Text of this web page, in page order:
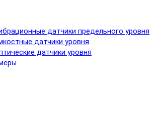
датчики предельного уровня
датчики уровня
датчики уровня